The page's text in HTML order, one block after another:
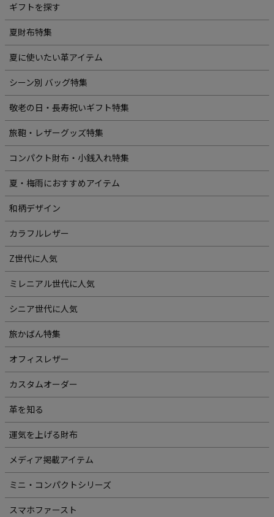
ギフトを探す
夏財布特集
夏に使いたい革アイテム
シーン別 バッグ特集
敬老の日・長寿祝いギフト特集
旅鞄・レザーグッズ特集
コンパクト財布・小銭入れ特集
夏・梅雨におすすめアイテム
和柄デザイン
カラフルレザー
Z世代に人気
ミレニアル世代に人気
シニア世代に人気
旅かばん特集
オフィスレザー
カスタムオーダー
革を知る
運気を上げる財布
メディア掲載アイテム
ミニ・コンパクトシリーズ
スマホファースト